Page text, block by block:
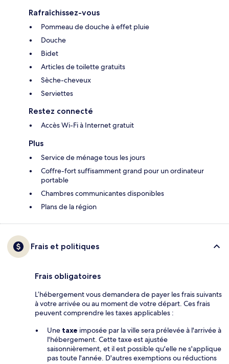
Rafraîchissez-vous
Pommeau de douche à effet pluie
Douche
Bidet
Articles de toilette gratuits
Sèche-cheveux
Serviettes
Restez connecté
Accès Wi-Fi à Internet gratuit
Plus
Service de ménage tous les jours
Coffre-fort suffisamment grand pour un ordinateur
portable
Chambres communicantes disponibles
Plans de la région
Frais et politiques
Frais obligatoires
L’hébergement vous demandera de payer les frais suivants
à votre arrivée ou au moment de votre départ. Ces frais
peuvent comprendre les taxes applicables :
Une taxe imposée par la ville sera prélevée à l'arrivée à
l'hébergement. Cette taxe est ajustée
saisonnièrement, et il est possible qu'elle ne s'applique
pas toute l'année. D'autres exemptions ou réductions